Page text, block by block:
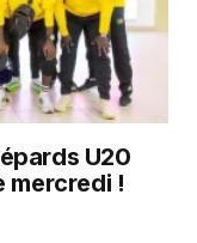
U20
mercredi !